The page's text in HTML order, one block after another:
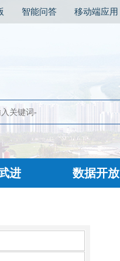
智能问答 移动端应用
进 数据开放